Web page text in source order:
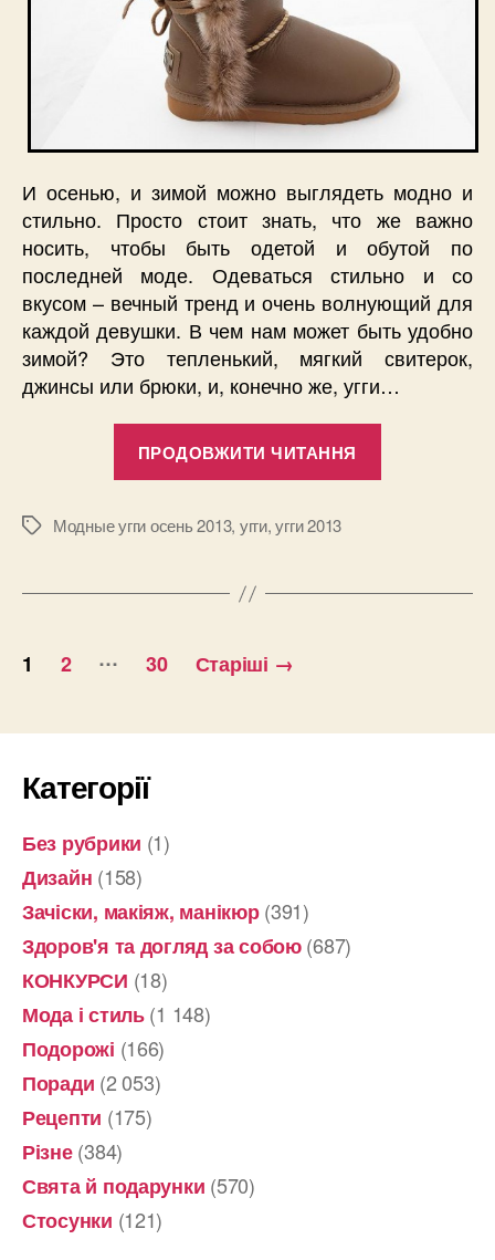
И осенью, и зимой можно выглядеть модно и
стильно. Просто стоит знать, что же важно
носить, чтобы быть одетой и обутой по
последней моде. Одеваться стильно и со
вкусом – вечный тренд и очень волнующий для
каждой девушки. В чем нам может быть удобно
зимой? Это тепленький, мягкий свитерок,
джинсы или брюки, и, конечно же, угги…
ПРОДОВЖИТИ ЧИТАННЯ
ПозначкиМодные угги осень 2013, угги,угги 2013
Пагінація
1 2 … 30 Старіші →
Категорії
Без рубрики (1)
Дизайн (158)
Зачіски, макіяж, манікюр(391)
Здоров'я та догляд за собою(687)
КОНКУРСИ (18)
Мода і стиль(1 148)
Подорожі (166)
Поради (2 053)
Рецепти (175)
Різне(384)
Свята й подарунки (570)
Стосунки (121)